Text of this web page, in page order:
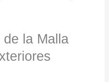
la Malla